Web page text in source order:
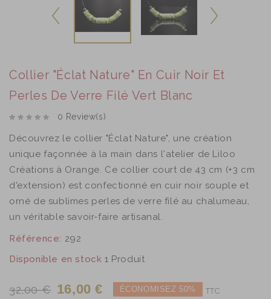
Collier "Éclat Nature" En Cuir Noir Et
Perles De Verre Filé Vert Blanc
0 Review(s)
Découvrez le collier "Éclat Nature", une création
unique façonnée à la main dans l'atelier de Liloo
Créations à Orange. Ce collier court de 43 cm (+3 cm
d'extension) est confectionné en cuir noir souple et
orné de sublimes perles de verre filé au chalumeau,
un véritable savoir-faire artisanal.
Référence: 292
Disponible en stock 1 Produit
32,00 € 16,00 € ÉCONOMISEZ 50% TTC